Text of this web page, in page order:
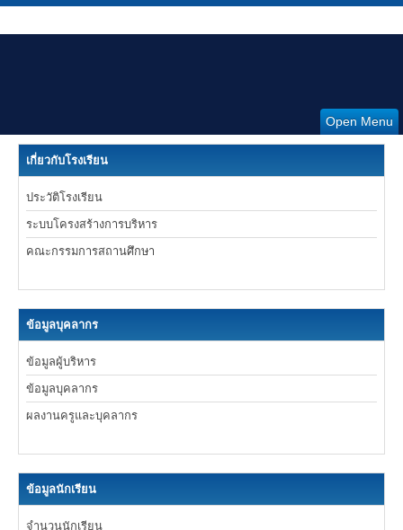
Open Menu
เกี่ยวกับโรงเรียน
ประวัติโรงเรียน
ระบบโครงสร้างการบริหาร
คณะกรรมการสถานศึกษา
ข้อมูลบุคลากร
ข้อมูลผู้บริหาร
ข้อมูลบุคลากร
ผลงานครูและบุคลากร
ข้อมูลนักเรียน
จำนวนนักเรียน